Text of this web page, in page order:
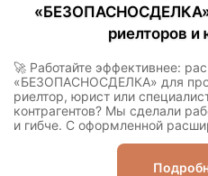
«БЕЗОПАСНОСДЕЛКА»
риелторов и
🚀 Работайте эффективнее:
«БЕЗОПАСНОСДЕЛКА» для
риелтор, юрист или
контрагентов? Мы сделали
и гибче. С оформленной